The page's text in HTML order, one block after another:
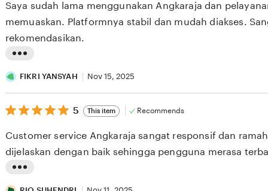
5
stars
i
s
t
n
g
Saya sudah lama menggunakan Angkaraja dan
memuaskan. Platformnya stabil dan mudah diakses.
rekomendasikan.
FIKRI YANSYAH Nov 15, 2025
5
out
5
stars
5 This item Recommends
Customer service Angkaraja sangat responsif dan
dijelaskan dengan baik sehingga pengguna merasa